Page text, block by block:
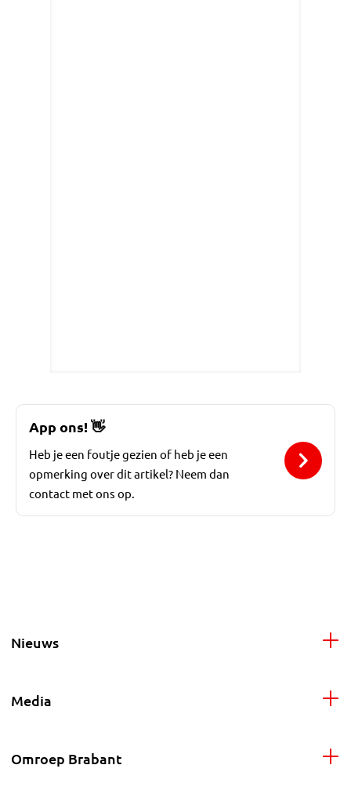
App ons!👋
Heb je een foutje gezien of heb je een
opmerking over dit artikel? Neem dan
contact met ons op.
Nieuws
Media
Omroep Brabant